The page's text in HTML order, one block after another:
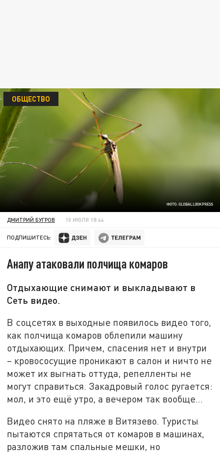
ФОТО: GLOBALLOOKPRESS
ОБЩЕСТВО
ДМИТРИЙ БУГРОВ 10 ИЮЛЯ 18:44
ПОДПИШИТЕСЬ:
Анапу атаковали полчища комаров
Отдыхающие снимают и выкладывают в
Сеть видео.
В соцсетях в выходные появилось видео того,
как полчища комаров облепили машину
отдыхающих. Причем, спасения нет и внутри
– кровососущие проникают в салон и ничто не
может их выгнать оттуда, репелленты не
могут справиться. Закадровый голос ругается:
мол, и это ещё утро, а вечером так вообще…
Видео снято на пляже в Витязево. Туристы
пытаются спрятаться от комаров в машинах,
разложив там спальные мешки, но